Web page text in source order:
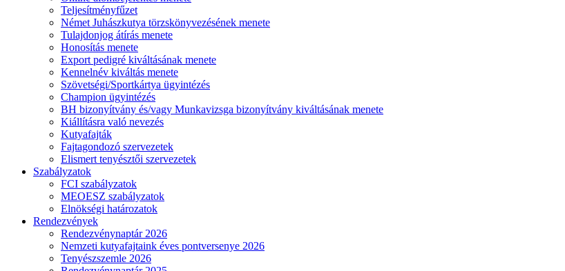
Teljesítményfűzet
Német Juhászkutya törzskönyvezésének menete
Tulajdonjog átírás menete
Honosítás menete
Export pedigré kiváltásának menete
Kennelnév kiváltás menete
Szövetségi/Sportkártya ügyintézés
Champion ügyintézés
BH bizonyítvány és/vagy Munkavizsga bizonyítvány kiváltásának menete
Kiállításra való nevezés
Kutyafajták
Fajtagondozó szervezetek
Elismert tenyésztői szervezetek
Szabályzatok
FCI szabályzatok
MEOESZ szabályzatok
Elnökségi határozatok
Rendezvények
Rendezvénynaptár 2026
Nemzeti kutyafajtaink éves pontversenye 2026
Tenyészszemle 2026